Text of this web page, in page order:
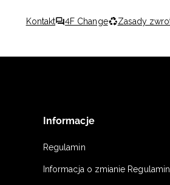
Kontakt 4F Change Zasady
Informacje
Regulamin
Informacja o zmianie